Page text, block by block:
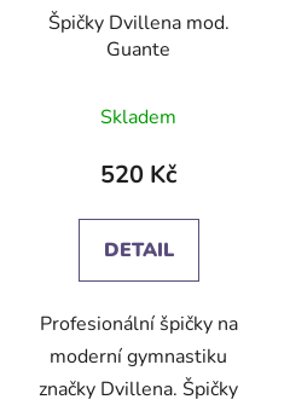
Špičky Dvillena mod.
Guante
Skladem
520 Kč
DETAIL
Profesionální špičky na
moderní gymnastiku
značky Dvillena. Špičky